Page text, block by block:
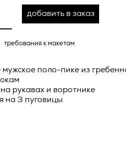
добавить в заказ
требования к макетам
мужское поло-пике из
рукавах и воротнике
на 3 пуговицы
тексту –
по
в №152-ФЗ